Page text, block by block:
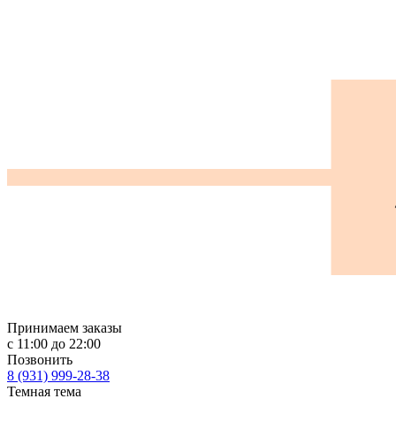
Принимаем заказы
с 11:00 до 22:00
Позвонить
8 (931) 999-28-38
Темная тема